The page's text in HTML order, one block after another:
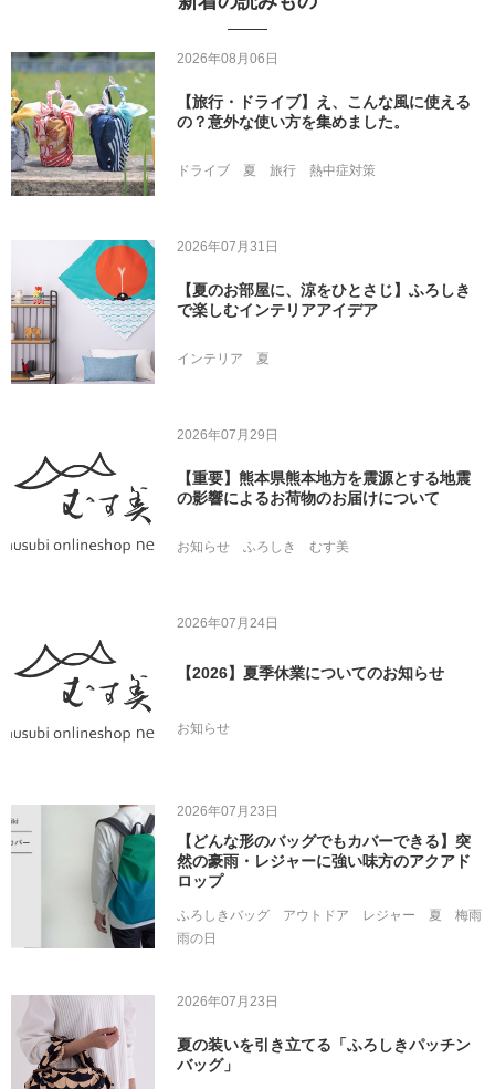
2026年08月06日
【旅行・ドライブ】え、こんな風に使える
の？意外な使い方を集めました。
ドライブ 夏 旅行 熱中症対策
2026年07月31日
【夏のお部屋に、涼をひとさじ】ふろしき
で楽しむインテリアアイデア
インテリア 夏
2026年07月29日
【重要】熊本県熊本地方を震源とする地震
の影響によるお荷物のお届けについて
お知らせ ふろしき むす美
2026年07月24日
【2026】夏季休業についてのお知らせ
お知らせ
2026年07月23日
【どんな形のバッグでもカバーできる】突
然の豪雨・レジャーに強い味方のアクアド
ロップ
ふろしきバッグ アウトドア レジャー 夏
梅雨
雨の日
2026年07月23日
夏の装いを引き立てる「ふろしきパッチン
バッグ」